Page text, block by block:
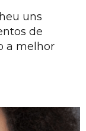
uns
de
a melhor